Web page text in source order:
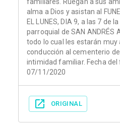
familiares. Ruegan a sus
alma a Dios y asistan al
EL LUNES, DIA 9, a las 7 de
parroquial de SAN ANDRÉS
todo lo cual les estarán muy
conducción al cementerio
intimidad familiar. Fecha
07/11/2020
ORIGINAL